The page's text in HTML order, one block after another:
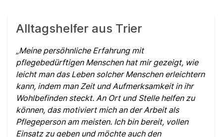
Alltagshelfer aus Trier
Meine persöhnliche Erfahrung mit
pflegebedürftigen Menschen hat mir gezeigt, wie
leicht man das Leben solcher Menschen erleichtern
kann, indem man Zeit und Aufmerksamkeit in ihr
Wohlbefinden steckt. An Ort und Stelle helfen zu
können, das motiviert mich an der Arbeit als
Pflegeperson am meisten. Ich bin bereit, vollen
Einsatz zu geben und möchte auch den